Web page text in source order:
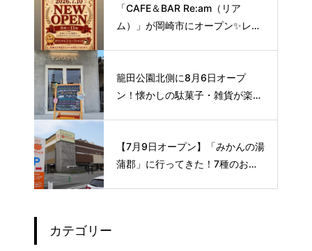
「CAFE＆BAR Re:am（リア
ム）」が岡崎市にオープン✨レト
籠田公園北側に8月6日オープ
ン！懐かしの駄菓子・雑貨が楽し
【7月9日オープン】「みかんの湯
蒲郡」に行ってきた！7種のお風
カテゴリー